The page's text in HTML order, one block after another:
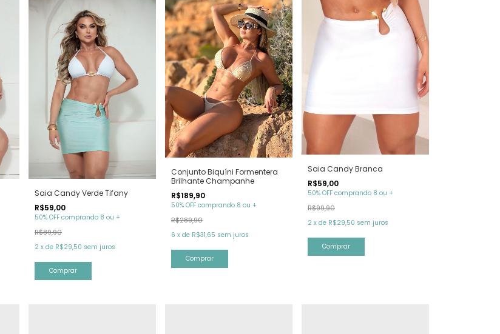
Saia Candy Verde Tifany
R$59,00
50% OFF comprando 8 ou +
R$89,90
2 x de R$29,50 sem juros
Comprar
Conjunto Biquíni Formentera
Brilhante Champanhe
R$189,90
50% OFF comprando 8 ou +
R$289,90
6 x de R$31,65 sem juros
Comprar
Saia Candy Branca
R$59,00
50% OFF comprando 8 ou +
R$99,90
2 x de R$29,50 sem juros
Comprar